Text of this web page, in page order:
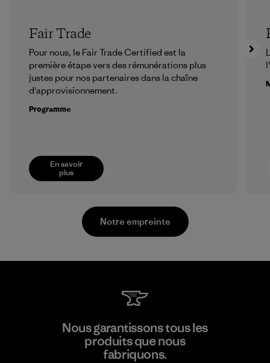
En savoir
plus
Fair Trade
Pour nous, le Fair Trade Certified est la
première étape vers des rémunérations plus
justes pour nos partenaires dans la chaîne
d'approvisionnement.
Programme
Formosa Textil
Notre empreinte
Nous garantissons tous les
produits que nous
fabriquons.